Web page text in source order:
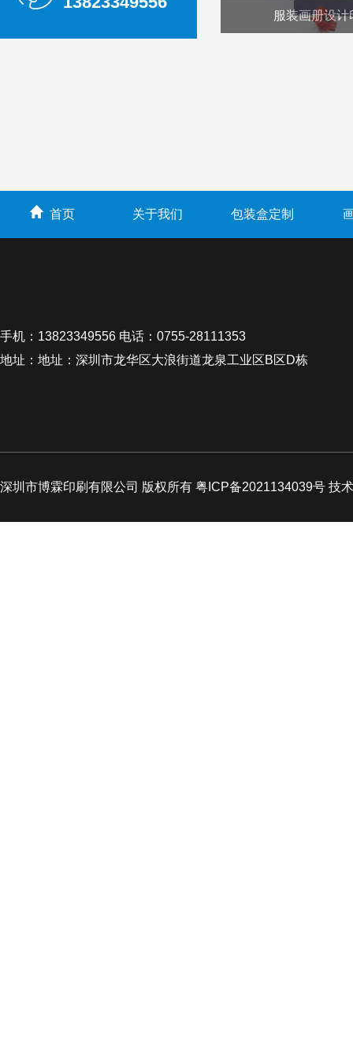
服装画册设计
首页 关于我们 包装盒定制
手机：13823349556 电话：0755-28111353
地址：地址：深圳市龙华区大浪街道龙泉工业区B区D栋
深圳市博霖印刷有限公司 版权所有 粤ICP备2021134039号 技